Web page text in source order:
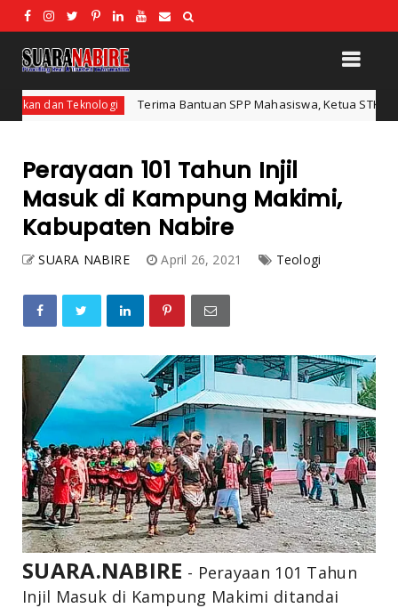
Terima Bantuan SPP Mahasiswa, Ketua STKIP Nabire Ungkap
Perayaan 101 Tahun Injil
Masuk di Kampung Makimi,
Kabupaten Nabire
SUARA NABIRE April 26, 2021 Teologi
SUARA.NABIRE - Perayaan 101 Tahun
Injil Masuk di Kampung Makimi ditandai